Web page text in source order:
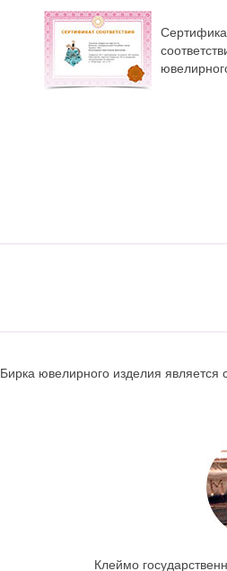
Бирка ювелирного изделия является
Клеймо